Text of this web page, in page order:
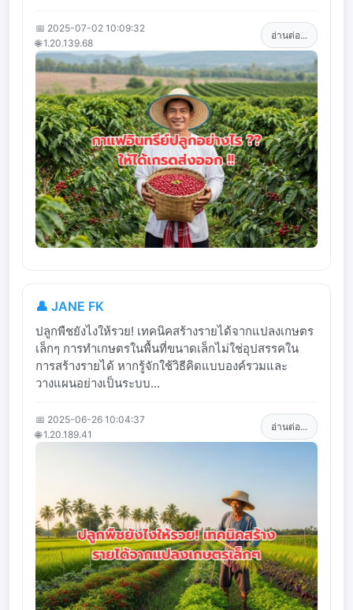
📅 2025-07-02 10:09:32
🌐 1.20.139.68
อ่านต่อ...
👤 JANE FK
ปลูกพืชยังไงให้รวย! เทคนิคสร้างรายได้จากแปลงเกษตร
เล็กๆ การทำเกษตรในพื้นที่ขนาดเล็กไม่ใช่อุปสรรคใน
การสร้างรายได้ หากรู้จักใช้วิธีคิดแบบองค์รวมและ
วางแผนอย่างเป็นระบบ...
📅 2025-06-26 10:04:37
🌐 1.20.189.41
อ่านต่อ...